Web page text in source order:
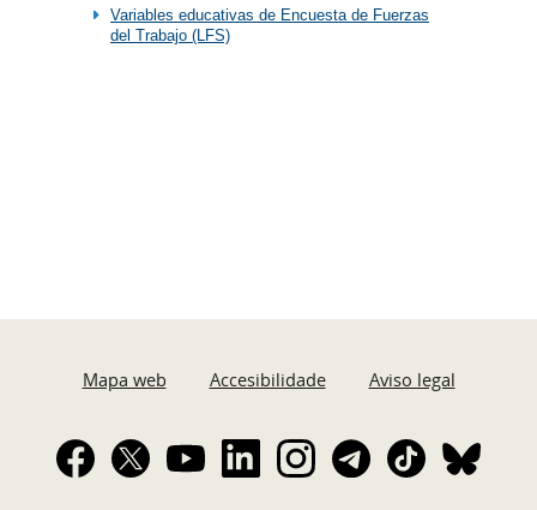
Variables educativas de Encuesta de Fuerzas
del Trabajo (LFS)
Mapa web Accesibilidade Aviso legal